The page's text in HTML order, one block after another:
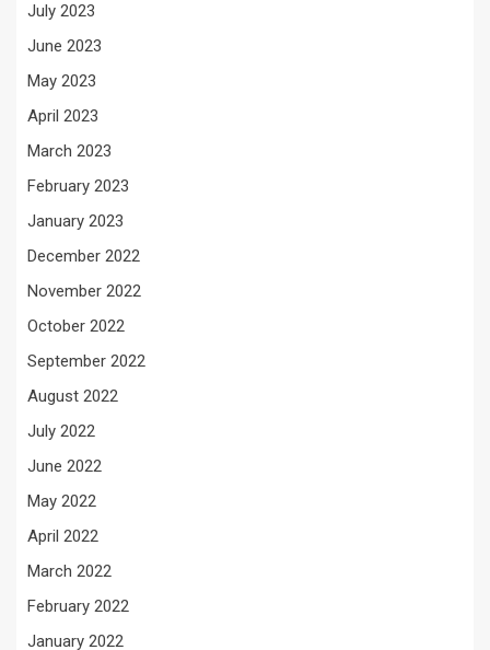
July 2023
June 2023
May 2023
April 2023
March 2023
February 2023
January 2023
December 2022
November 2022
October 2022
September 2022
August 2022
July 2022
June 2022
May 2022
April 2022
March 2022
February 2022
January 2022